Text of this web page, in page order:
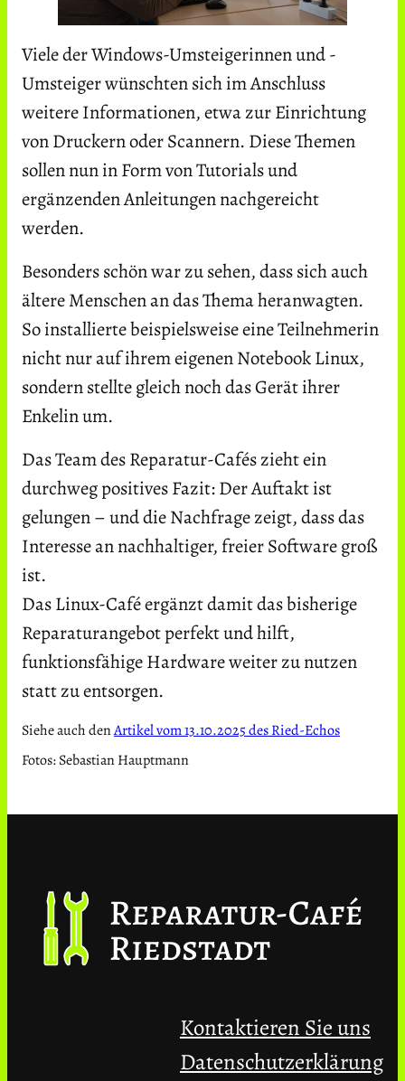
Viele der Windows-Umsteigerinnen und -
Umsteiger wünschten sich im Anschluss
weitere Informationen, etwa zur Einrichtung
von Druckern oder Scannern. Diese Themen
sollen nun in Form von Tutorials und
ergänzenden Anleitungen nachgereicht
werden.
Besonders schön war zu sehen, dass sich auch
ältere Menschen an das Thema heranwagten.
So installierte beispielsweise eine Teilnehmerin
nicht nur auf ihrem eigenen Notebook Linux,
sondern stellte gleich noch das Gerät ihrer
Enkelin um.
Das Team des Reparatur-Cafés zieht ein
durchweg positives Fazit: Der Auftakt ist
gelungen – und die Nachfrage zeigt, dass das
Interesse an nachhaltiger, freier Software groß
ist.
Das Linux-Café ergänzt damit das bisherige
Reparaturangebot perfekt und hilft,
funktionsfähige Hardware weiter zu nutzen
statt zu entsorgen.
Siehe auch denArtikel vom 13.10.2025 des Ried-Echos
Fotos: Sebastian Hauptmann
Kontaktieren Sie uns
Datenschutzerklärung